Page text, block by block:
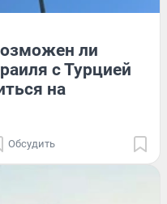
ли
с Турцией
на
Обсудить